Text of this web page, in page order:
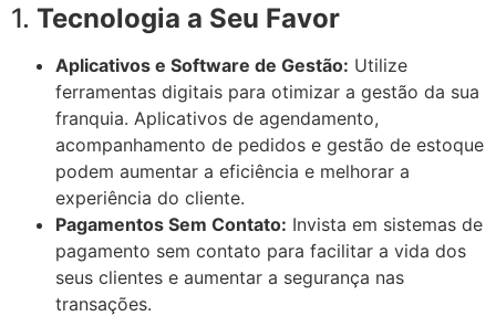
1. Tecnologia a Seu Favor
Aplicativos e Software de Gestão: Utilize
ferramentas digitais para otimizar a gestão da sua
franquia. Aplicativos de agendamento,
acompanhamento de pedidos e gestão de estoque
podem aumentar a eficiência e melhorar a
experiência do cliente.
Pagamentos Sem Contato: Invista em sistemas de
pagamento sem contato para facilitar a vida dos
seus clientes e aumentar a segurança nas
transações.